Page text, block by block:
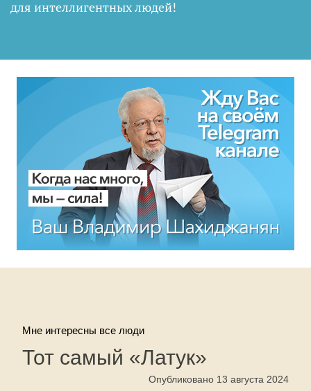
для интеллигентных людей!
Мне интересны все люди
Тот самый «Латук»
Опубликовано 13 августа 2024